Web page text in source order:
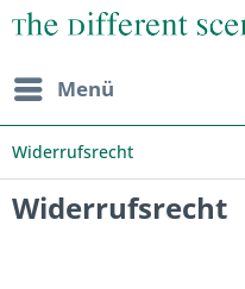
Menü
Widerrufsrecht
Widerrufsrecht